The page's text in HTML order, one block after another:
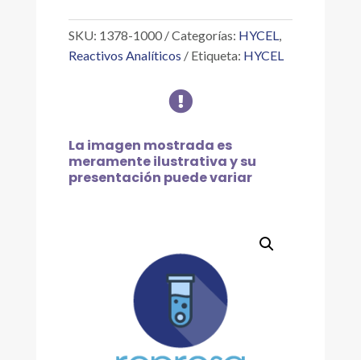
0.1
O
EXACTA),
1
L
SKU: 1378-1000 Categorías: HYCEL,
Reactivos Analíticos
Etiqueta: HYCEL

La imagen mostrada es
meramente ilustrativa y su
presentación puede variar